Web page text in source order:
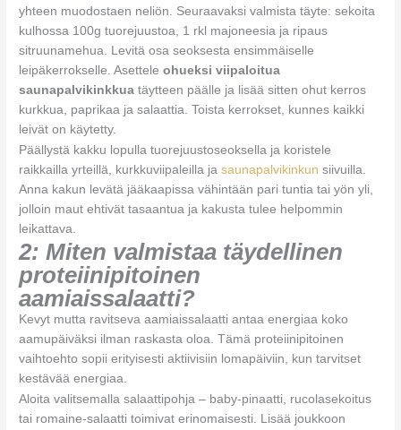
yhteen muodostaen neliön. Seuraavaksi valmista täyte: sekoita
kulhossa 100g tuorejuustoa, 1 rkl majoneesia ja ripaus
sitruunamehua. Levitä osa seoksesta ensimmäiselle
leipäkerrokselle. Asetteleohueksi viipaloitua
saunapalvikinkkua täytteen päälle ja lisää sitten ohut kerros
kurkkua, paprikaa ja salaattia. Toista kerrokset, kunnes kaikki
leivät on käytetty.
Päällystä kakku lopulla tuorejuustoseoksella ja koristele
raikkailla yrteillä, kurkkuviipaleilla jasaunapalvikinkun siivuilla.
Anna kakun levätä jääkaapissa vähintään pari tuntia tai yön yli,
jolloin maut ehtivät tasaantua ja kakusta tulee helpommin
leikattava.
2: Miten valmistaa täydellinen
proteiinipitoinen
aamiaissalaatti?
Kevyt mutta ravitseva aamiaissalaatti antaa energiaa koko
aamupäiväksi ilman raskasta oloa. Tämä proteiinipitoinen
vaihtoehto sopii erityisesti aktiivisiin lomapäiviin, kun tarvitset
kestävää energiaa.
Aloita valitsemalla salaattipohja – baby-pinaatti, rucolasekoitus
tai romaine-salaatti toimivat erinomaisesti. Lisää joukkoon